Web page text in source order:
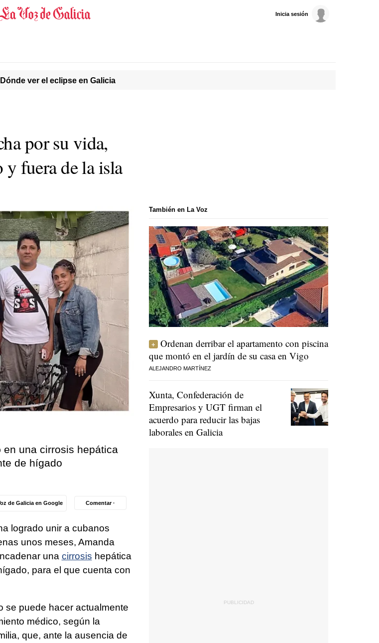
Inicia sesión
ver el eclipse en Galicia
por su vida,
fuera de la isla
una cirrosis hepática
de hígado
de Galicia en Google Comentar ·
logrado unir a cubanos
unos meses, Amanda
una cirrosis hepática
para el que cuenta con
se puede hacer actualmente
médico, según la
que, ante la ausencia de
También en La Voz
Ordenan derribar el apartamento con piscina
que montó en el jardín de su casa en Vigo
ALEJANDRO MARTÍNEZ
Xunta, Confederación de
Empresarios y UGT firman el
acuerdo para reducir las bajas
laborales en Galicia